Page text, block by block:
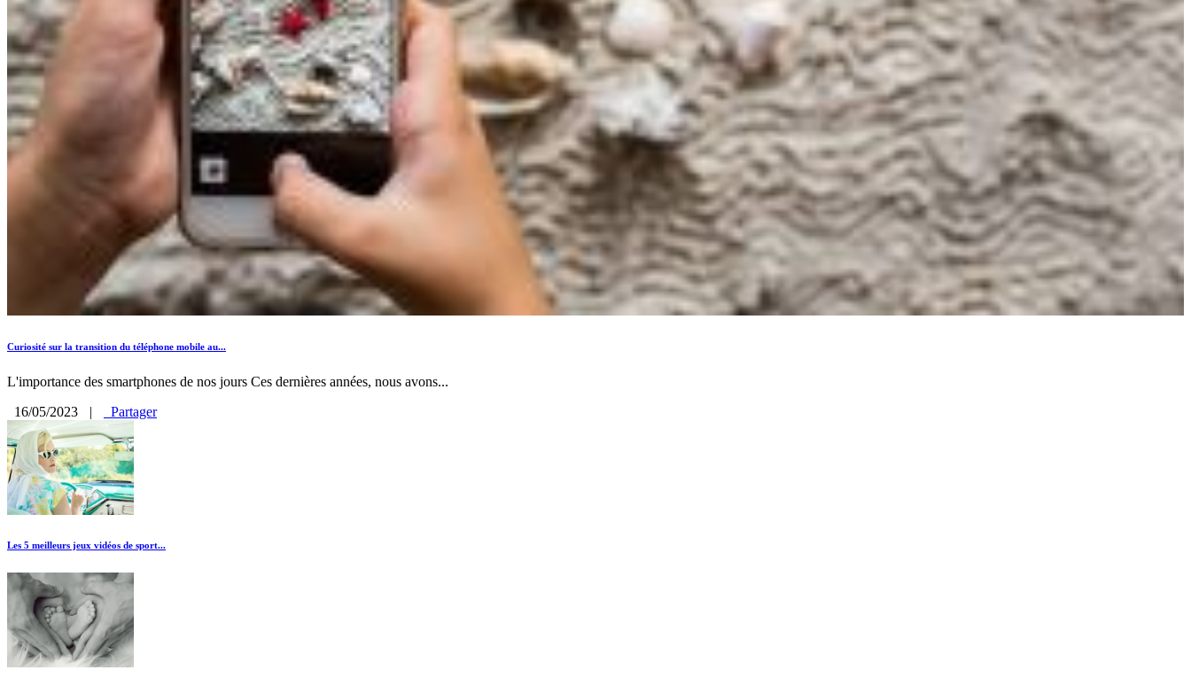
Curiosité sur la transition du téléphone mobile au...
L'importance des smartphones de nos jours Ces dernières années, nous avons...
16/05/2023
| Partager
Les 5 meilleurs jeux vidéos de sport...